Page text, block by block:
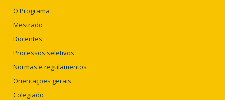
O Programa
Mestrado
Docentes
Processos seletivos
Normas e regulamentos
Orientações gerais
Colegiado